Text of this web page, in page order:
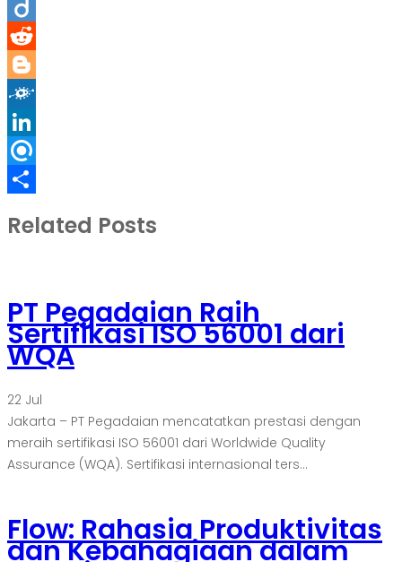
WhatsApp
Diigo
Reddit
Blogger
Folkd
LinkedIn
Refind
Related Posts
PT Pegadaian Raih
Sertifikasi ISO 56001 dari
WQA
22 Jul
Jakarta – PT Pegadaian mencatatkan prestasi dengan
meraih sertifikasi ISO 56001 dari Worldwide Quality
Assurance (WQA). Sertifikasi internasional ters...
Flow: Rahasia Produktivitas
dan Kebahagiaan dalam